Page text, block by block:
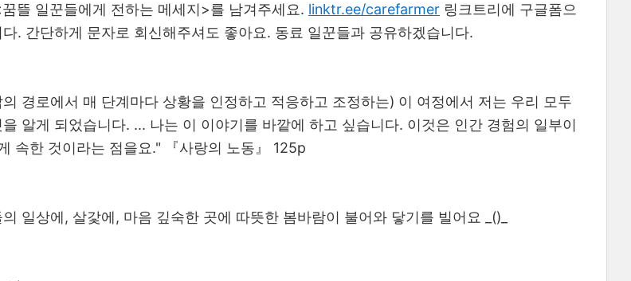
뜰 일꾼들에게 전하는 메세지>를 남겨주세요. linktr.ee/carefarmer 링크트리에 구글폼으
. 간단하게 문자로 회신해주셔도 좋아요. 동료 일꾼들과 공유하겠습니다.
경로에서 매 단계마다 상황을 인정하고 적응하고 조정하는) 이 여정에서 저는 우리 모두
알게 되었습니다. ... 나는 이 이야기를 바깥에 하고 싶습니다. 이것은 인간 경험의 일부이
속한 것이라는 점을요." 『사랑의 노동』 125p
일상에, 살갗에, 마음 깊숙한 곳에 따뜻한 봄바람이 불어와 닿기를 빌어요 _()_